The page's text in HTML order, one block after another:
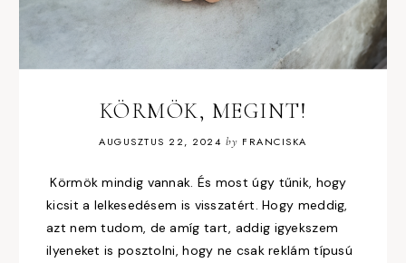
KÖRMÖK, MEGINT!
AUGUSZTUS 22, 2024 by FRANCISKA
Körmök mindig vannak. És most úgy tűnik, hogy
kicsit a lelkesedésem is visszatért. Hogy meddig,
azt nem tudom, de amíg tart, addig igyekszem
ilyeneket is posztolni, hogy ne csak reklám típusú